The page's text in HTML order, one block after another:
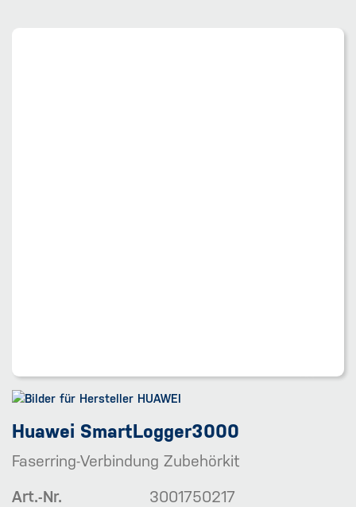
Huawei SmartLogger3000
Faserring-Verbindung Zubehörkit
Art.-Nr.
3001750217